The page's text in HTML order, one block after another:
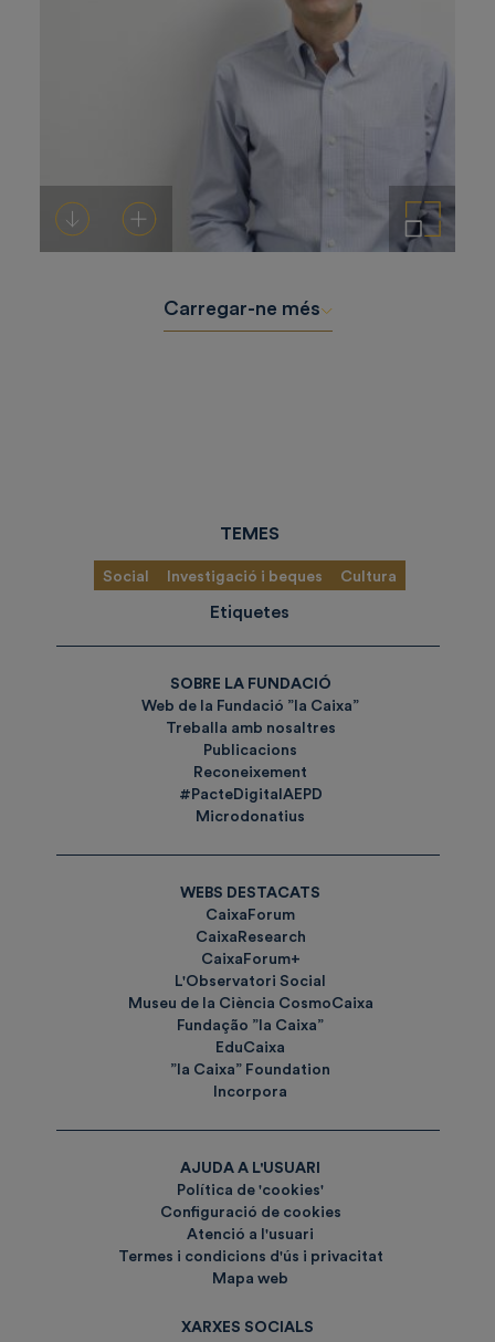
Descarregar-ho Afegeix a la cistella Amplia la imatge
Carregar-ne més
TEMES
Social Investigació i beques Cultura
Etiquetes
SOBRE LA FUNDACIÓ
Web de la Fundació ”la Caixa”
Treballa amb nosaltres
Publicacions
Reconeixement
#PacteDigitalAEPD
Microdonatius
WEBS DESTACATS
CaixaForum
CaixaResearch
CaixaForum+
L'Observatori Social
Museu de la Ciència CosmoCaixa
Fundação ”la Caixa”
EduCaixa
”la Caixa” Foundation
Incorpora
AJUDA A L'USUARI
Política de 'cookies'
Configuració de cookies
Atenció a l'usuari
Termes i condicions d'ús i privacitat
Mapa web
XARXES SOCIALS